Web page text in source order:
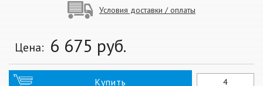
Условия доставки / оплаты
Цена: 6 675 руб.
Купить